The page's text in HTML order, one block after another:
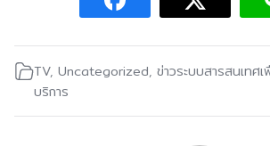
TV,Uncategorized,ข่าวระบบสารสนเทศ
บริการ